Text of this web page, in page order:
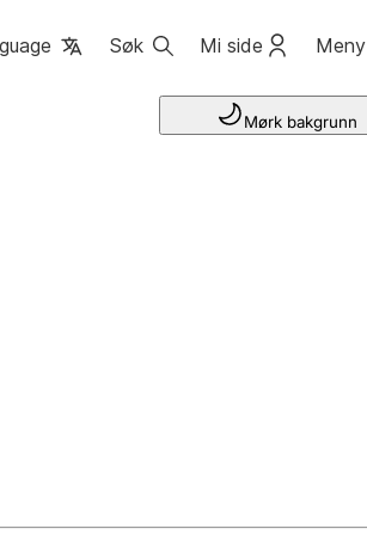
Søk Mi side Meny
Mørk bakgrunn